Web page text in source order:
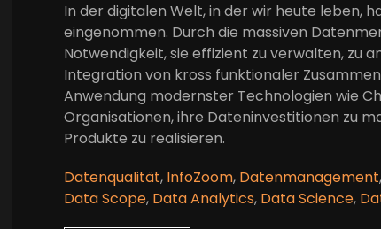
In der digitalen Welt, in der wir heute leben,
eingenommen. Durch die massiven
Notwendigkeit, sie effizient zu verwalten, zu
Integration von kross funktionaler
Anwendung modernster Technologien wie
Organisationen, ihre Dateninvestitionen zu
Produkte zu realisieren.
Datenqualität, InfoZoom, Datenmanagement,
Data Scope, Data Analytics, Data Science,